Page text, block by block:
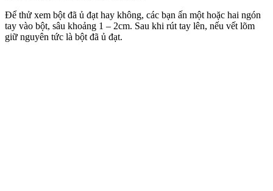
Để thử xem bột đã ủ đạt hay không, các bạn ấn một hoặc hai ngón
tay vào bột, sâu khoảng 1 – 2cm. Sau khi rút tay lên, nếu vết lõm
giữ nguyên tức là bột đã ủ đạt.